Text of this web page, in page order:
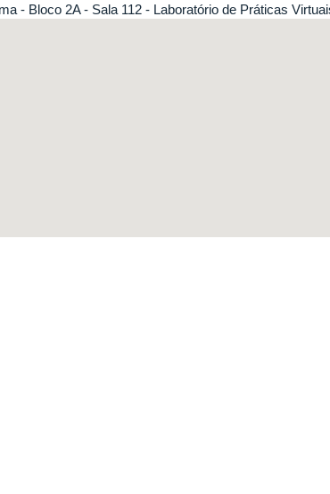
- Bloco 2A - Sala 112 - Laboratório de Práticas